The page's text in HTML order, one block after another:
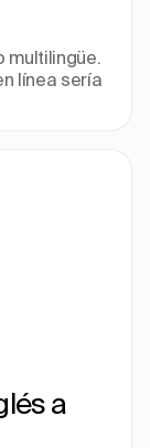
multilingüe.
línea sería
a